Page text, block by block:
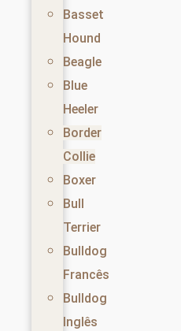
Basset
Hound
Beagle
Blue
Heeler
Border
Collie
Boxer
Bull
Terrier
Bulldog
Francês
Bulldog
Inglês